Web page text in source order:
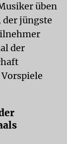
üben
jüngste
der